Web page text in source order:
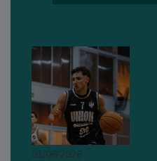
01/08/2026